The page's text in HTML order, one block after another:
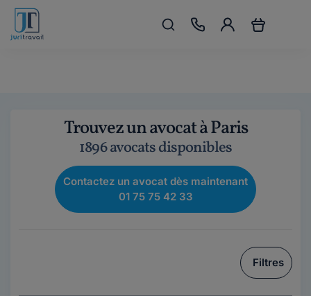
Trouvez un avocat à Paris
1896 avocats disponibles
Contactez un avocat dès maintenant
01 75 75 42 33
Filtres